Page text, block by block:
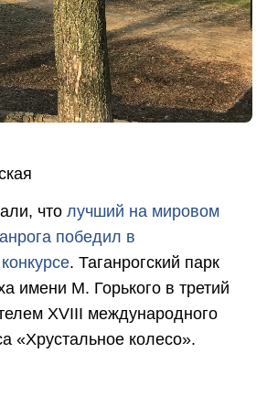
что лучший на мировом
победил в
. Таганрогский парк
имени М. Горького в третий
XVIII международного
«Хрустальное колесо».